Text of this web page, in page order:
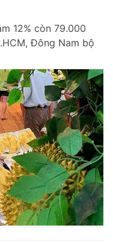
12% còn 79.000
Đông Nam bộ